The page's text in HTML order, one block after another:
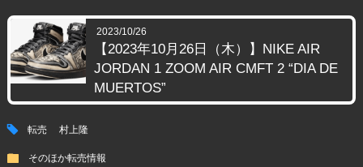
2023/10/26
【2023年10月26日（木）】NIKE AIR
JORDAN 1 ZOOM AIR CMFT 2 “DIA DE
MUERTOS”
tag 転売 村上隆
folder そのほか転売情報